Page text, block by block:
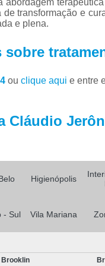
transformação e
e plena.
sobre
ou clique aqui e entre
Cláudio
Higienópolis
- Sul Vila Mariana
Brooklin